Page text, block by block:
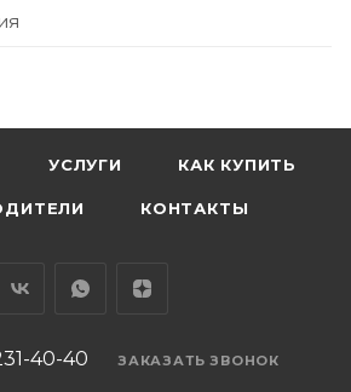
УСЛУГИ КАК КУПИТЬ
КОНТАКТЫ
40-40 ЗАКАЗАТЬ ЗВОНОК